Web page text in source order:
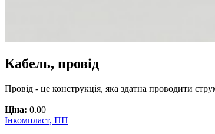
Кабель, провід
Провід - це конструкція, яка здатна проводити
Ціна: 0.00
Інкомпласт, ПП